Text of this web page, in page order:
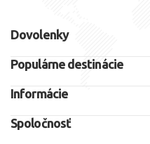
Dovolenky
Populárne destinácie
Informácie
Spoločnosť